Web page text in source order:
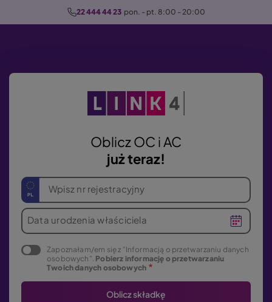
r
22 444 44 23 pon. - pt. 8:00 - 20:00
Oblicz OC i AC
już teraz!
Wpisz nr rejestracyjny
Data urodzenia właściciela
Zapoznałam/em się z "Informacją o przetwarzaniu danych
osobowych". Pobierz informację o przetwarzaniu
Twoich danych osobowych